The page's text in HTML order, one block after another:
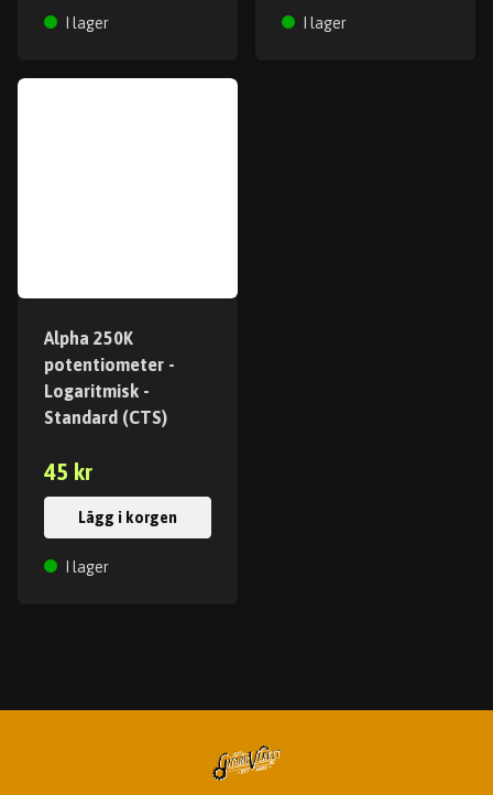
I lager I lager
Alpha 250K
potentiometer -
Logaritmisk -
Standard (CTS)
45 kr
Lägg i korgen
I lager